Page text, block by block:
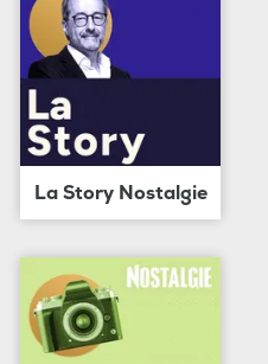
La Story Nostalgie